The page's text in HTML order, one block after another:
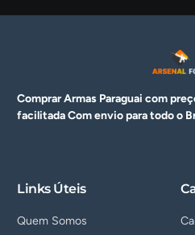
Comprar Armas Paraguai com
facilitada Com envio para todo o
Links Úteis
Quem Somos